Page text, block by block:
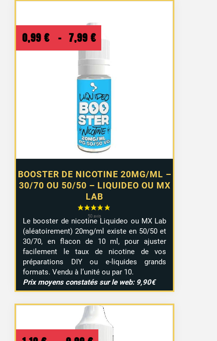
BOOSTER DE NICOTINE 20MG/ML –
30/70 OU 50/50 – LIQUIDEO OU MX
LAB
0,99 € – 7,99 € Plage
de
prix :
0,99 €
à
7,99 €
Le booster de nicotine Liquideo ou MX Lab
(aléatoirement) 20mg/ml existe en 50/50 et
30/70, en flacon de 10 ml, pour ajuster
facilement le taux de nicotine de vos
préparations DIY ou e-liquides grands
formats. Vendu à l’unité ou par 10.
Prix moyens constatés sur le web: 9,90€